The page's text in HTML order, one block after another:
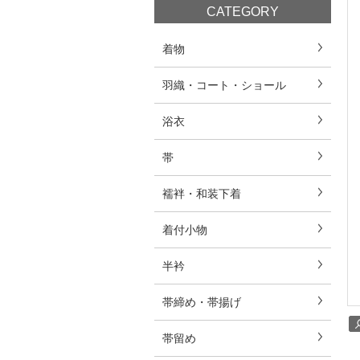
CATEGORY
着物
羽織・コート・ショール
浴衣
帯
襦袢・和装下着
着付小物
半衿
帯締め・帯揚げ
帯留め